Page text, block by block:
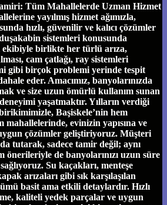
Tüm Mahallelerde Uzman Hizmet
yayılmış hizmet ağımızla,
hızlı, güvenilir ve kalıcı çözümler
sistemleri konusunda
ekibiyle birlikte her türlü arıza,
cam çatlağı, ray sistemleri
gibi birçok problemi yerinde tespit
eder. Amacımız, banyolarınızda
ve size uzun ömürlü kullanım sunan
yaşatmaktır. Yılların verdiği
Başiskele’nin hem
mahallelerinde, evinizin yapısına ve
çözümler geliştiriyoruz. Müşteri
tutarak, sadece tamir değil; aynı
önerileriyle de banyolarınızı uzun süre
Su kaçakları, menteşe
arızaları gibi sık karşılaşılan
basit ama etkili detaylardır. Hızlı
kaliteli yedek parçalar ve uygun